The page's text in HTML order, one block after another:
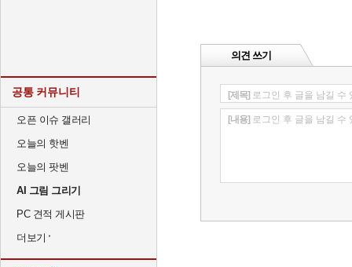
공통 커뮤니티
오픈 이슈 갤러리
오늘의 핫벤
오늘의 팟벤
AI 그림 그리기
PC 견적 게시판
더보기
의견 쓰기
[제목] 로그인 후 글을 남길 수
[내용] 로그인 후 글을 남길 수